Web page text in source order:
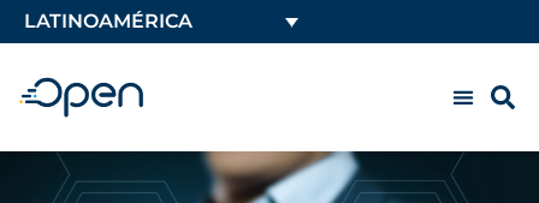
LATINOAMÉRICA